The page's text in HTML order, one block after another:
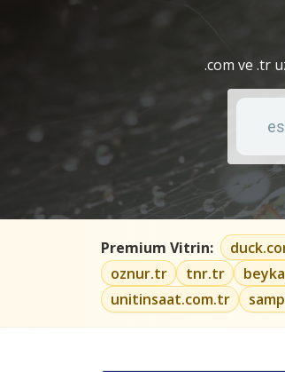
.com ve .tr
Liste
Premium Vitrin:
oznur.tr
tnr.tr
unitinsaat.com.tr